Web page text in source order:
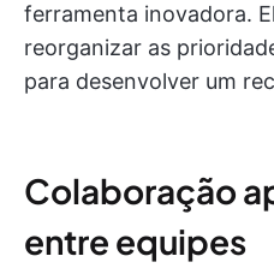
ferramenta inovadora.
reorganizar as
para desenvolver um
Colaboração
entre equipes